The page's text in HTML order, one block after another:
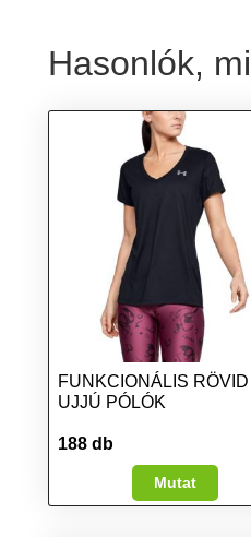
Hasonlók,
FUNKCIONÁLIS RÖVID
UJJÚ PÓLÓK
188 db
Mutat